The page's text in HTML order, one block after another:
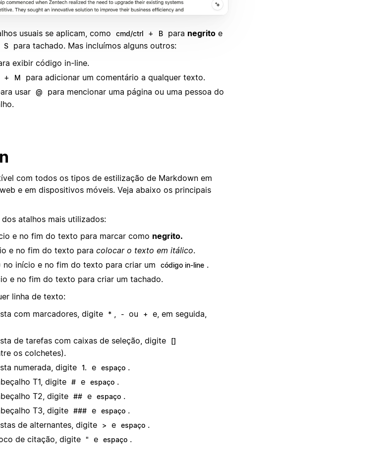
usuais se aplicam, como cmd/ctrl + B para negrito e
S para tachado. Mas incluímos alguns outros:
exibir código in-line.
+ M
para adicionar um comentário a qualquer texto.
usar @
para mencionar uma página ou uma pessoa do
com todos os tipos de estilização de Markdown em
e em dispositivos móveis. Veja abaixo os principais
atalhos mais utilizados:
e no fim do texto para marcar como negrito.
e no fim do texto para colocar o texto em itálico.
no início e no fim do texto para criar um código in-line .
e no fim do texto para criar um tachado.
linha de texto:
com marcadores, digite
* - ou +
e, em seguida,
de tarefas com caixas de seleção, digite
[]
os colchetes).
numerada, digite 1. e espaço .
T1, digite # e espaço .
T2, digite ## e espaço .
T3, digite ### e espaço .
de alternantes, digite
> e espaço .
de citação, digite " e espaço .